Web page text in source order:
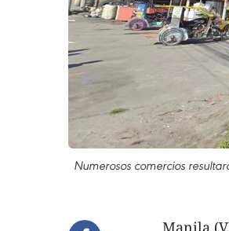
Numerosos comercios
Manila